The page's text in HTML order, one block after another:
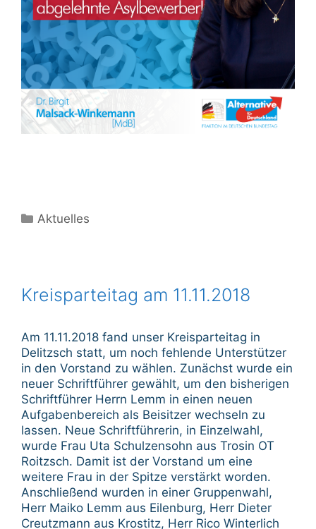
Kategorien
Aktuelles
Kreisparteitag am 11.11.2018
Am 11.11.2018 fand unser Kreisparteitag in
Delitzsch statt, um noch fehlende Unterstützer
in den Vorstand zu wählen. Zunächst wurde ein
neuer Schriftführer gewählt, um den bisherigen
Schriftführer Herrn Lemm in einen neuen
Aufgabenbereich als Beisitzer wechseln zu
lassen. Neue Schriftführerin, in Einzelwahl,
wurde Frau Uta Schulzensohn aus Trosin OT
Roitzsch. Damit ist der Vorstand um eine
weitere Frau in der Spitze verstärkt worden.
Anschließend wurden in einer Gruppenwahl,
Herr Maiko Lemm aus Eilenburg, Herr Dieter
Creutzmann aus Krostitz, Herr Rico Winterlich